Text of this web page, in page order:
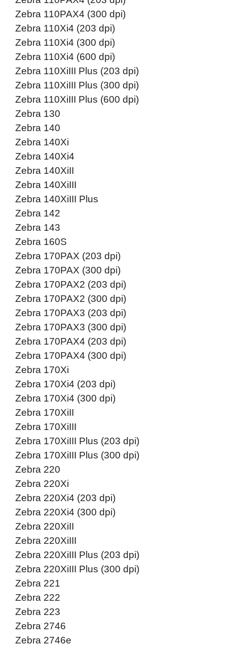
Zebra 110PAX4 (300 dpi)
Zebra 110Xi4 (203 dpi)
Zebra 110Xi4 (300 dpi)
Zebra 110Xi4 (600 dpi)
Zebra 110XiIII Plus (203 dpi)
Zebra 110XiIII Plus (300 dpi)
Zebra 110XiIII Plus (600 dpi)
Zebra 130
Zebra 140
Zebra 140Xi
Zebra 140Xi4
Zebra 140XiII
Zebra 140XiIII
Zebra 140XiIII Plus
Zebra 142
Zebra 143
Zebra 160S
Zebra 170PAX (203 dpi)
Zebra 170PAX (300 dpi)
Zebra 170PAX2 (203 dpi)
Zebra 170PAX2 (300 dpi)
Zebra 170PAX3 (203 dpi)
Zebra 170PAX3 (300 dpi)
Zebra 170PAX4 (203 dpi)
Zebra 170PAX4 (300 dpi)
Zebra 170Xi
Zebra 170Xi4 (203 dpi)
Zebra 170Xi4 (300 dpi)
Zebra 170XiII
Zebra 170XiIII
Zebra 170XiIII Plus (203 dpi)
Zebra 170XiIII Plus (300 dpi)
Zebra 220
Zebra 220Xi
Zebra 220Xi4 (203 dpi)
Zebra 220Xi4 (300 dpi)
Zebra 220XiII
Zebra 220XiIII
Zebra 220XiIII Plus (203 dpi)
Zebra 220XiIII Plus (300 dpi)
Zebra 221
Zebra 222
Zebra 223
Zebra 2746
Zebra 2746e